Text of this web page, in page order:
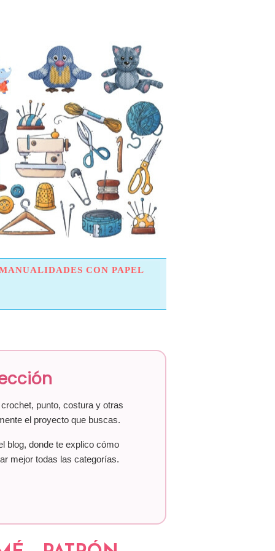
CON PAPEL
punto, costura y otras
el proyecto que buscas.
blog, donde te explico cómo
mejor todas las categorías.